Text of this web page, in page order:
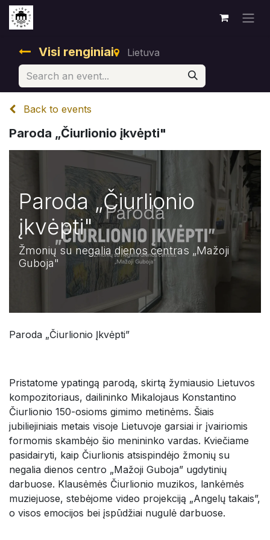
Visi renginiai Lietuva
Back to events
Paroda „Čiurlionio įkvėpti"
Paroda „Čiurlionio
įkvėpti"
Žmonių su negalia dienos centras „Mažoji
Guboja"
Paroda „Čiurlionio Įkvėpti”
Pristatome ypatingą parodą, skirtą žymiausio Lietuvos
kompozitoriaus, dailininko Mikalojaus Konstantino
Čiurlionio 150-osioms gimimo metinėms. Šiais
jubiliejiniais metais visoje Lietuvoje garsiai ir įvairiomis
formomis skambėjo šio menininko vardas. Kviečiame
pasidairyti, kaip Čiurlionis atsispindėjo žmonių su
negalia dienos centro „Mažoji Guboja” ugdytinių
darbuose. Klausėmės Čiurlionio muzikos, lankėmės
muziejuose, stebėjome video projekciją „Angelų takais”,
o visos emocijos bei įspūdžiai nugulė darbuose.